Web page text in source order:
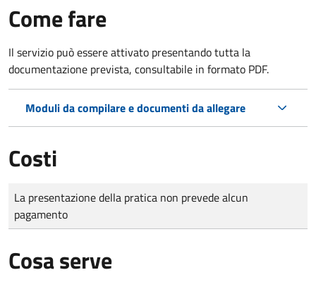
Come fare
Il servizio può essere attivato presentando tutta la
documentazione prevista, consultabile in formato PDF.
Moduli da compilare e documenti da allegare
Costi
Tipo di pagamento
Importo
La presentazione della pratica non prevede alcun
pagamento
Cosa serve